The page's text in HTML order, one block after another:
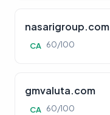
nasarigroup.com
CA 60/100
gmvaluta.com
CA 60/100